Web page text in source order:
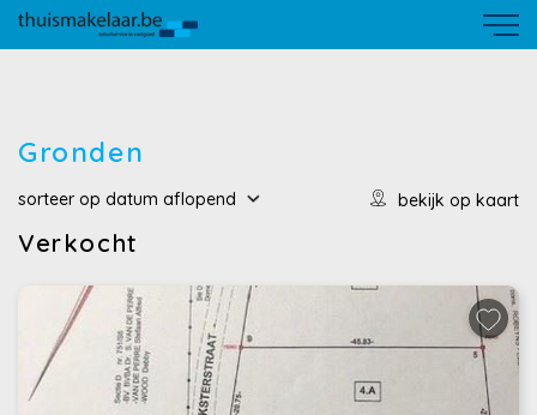
Gronden
sorteer op datum aflopend bekijk op kaart
Verkocht